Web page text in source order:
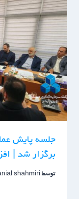
برگزار شد |
توسط shahmiri